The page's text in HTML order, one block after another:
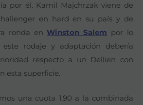
por él. Kamil Majchrzak viene de
en hard en su país y de
ronda en Winston Salem por lo
rodaje y adaptación debería
respecto a un Dellien con
esta superficie.
una cuota 1,90 a la combinada